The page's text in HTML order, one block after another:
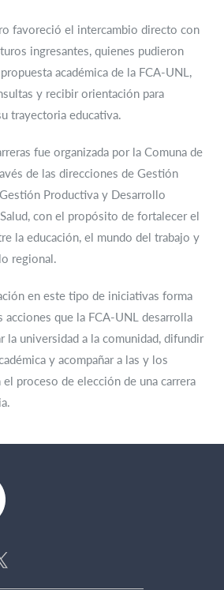
favoreció el intercambio directo con
ingresantes, quienes pudieron
académica de la FCA-UNL,
y recibir orientación para
trayectoria educativa.
fue organizada por la Comuna de
de las direcciones de Gestión
Productiva y Desarrollo
con el propósito de fortalecer el
la educación, el mundo del trabajo y
regional.
en este tipo de iniciativas forma
acciones que la FCA-UNL desarrolla
la universidad a la comunidad, difundir
y acompañar a las y los
proceso de elección de una carrera